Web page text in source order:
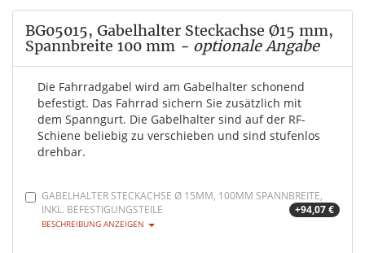
BG05015, Gabelhalter Steckachse Ø15 mm,
Spannbreite 100 mm - optionale Angabe
Die Fahrradgabel wird am Gabelhalter schonend
befestigt. Das Fahrrad sichern Sie zusätzlich mit
dem Spanngurt. Die Gabelhalter sind auf der RF-
Schiene beliebig zu verschieben und sind stufenlos
drehbar.
GABELHALTER STECKACHSE Ø 15MM, 100MM SPANNBREITE,
INKL. BEFESTIGUNGSTEILE
+94,07 €
BESCHREIBUNG ANZEIGEN